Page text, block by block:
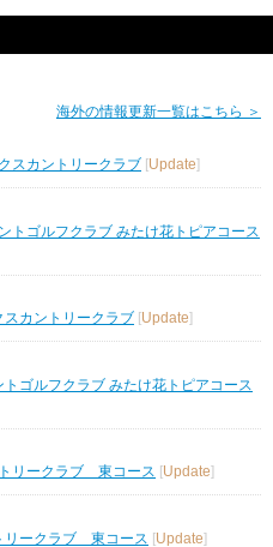
海外の情報更新一覧はこちら ＞
スカントリークラブ
Update
トゴルフクラブ みたけ花トピアコース
スカントリークラブ [Update]
トゴルフクラブ みたけ花トピアコース
リークラブ 東コース [Update]
リークラブ 東コース [Update]